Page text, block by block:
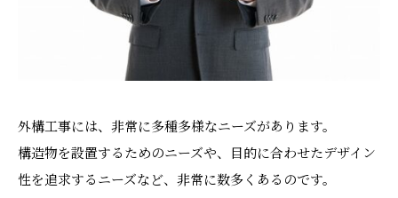
外構工事には、非常に多種多様なニーズがあります。
構造物を設置するためのニーズや、目的に合わせたデザイン
性を追求するニーズなど、非常に数多くあるのです。